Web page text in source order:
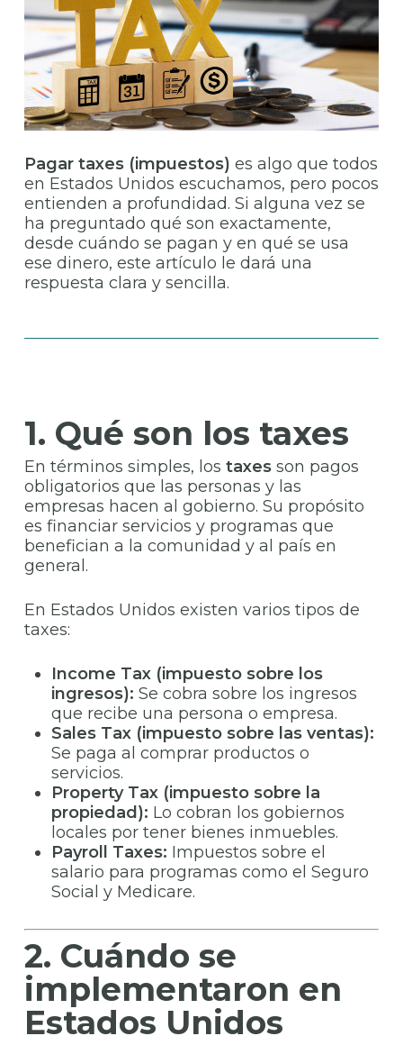
Pagar taxes (impuestos) es algo que todos
en Estados Unidos escuchamos, pero pocos
entienden a profundidad. Si alguna vez se
ha preguntado qué son exactamente,
desde cuándo se pagan y en qué se usa
ese dinero, este artículo le dará una
respuesta clara y sencilla.
1. Qué son los taxes
En términos simples, los taxesson pagos
obligatorios que las personas y las
empresas hacen al gobierno. Su propósito
es financiar servicios y programas que
benefician a la comunidad y al país en
general.
En Estados Unidos existen varios tipos de
taxes:
Income Tax (impuesto sobre los
ingresos): Se cobra sobre los ingresos
que recibe una persona o empresa.
Sales Tax (impuesto sobre las ventas):
Se paga al comprar productos o
servicios.
Property Tax (impuesto sobre la
propiedad): Lo cobran los gobiernos
locales por tener bienes inmuebles.
Payroll Taxes: Impuestos sobre el
salario para programas como el Seguro
Social y Medicare.
2. Cuándo se
implementaron en
Estados Unidos